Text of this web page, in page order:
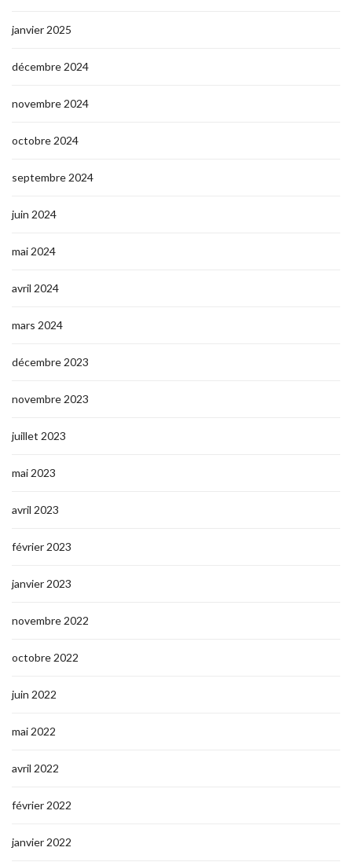
janvier 2025
décembre 2024
novembre 2024
octobre 2024
septembre 2024
juin 2024
mai 2024
avril 2024
mars 2024
décembre 2023
novembre 2023
juillet 2023
mai 2023
avril 2023
février 2023
janvier 2023
novembre 2022
octobre 2022
juin 2022
mai 2022
avril 2022
février 2022
janvier 2022